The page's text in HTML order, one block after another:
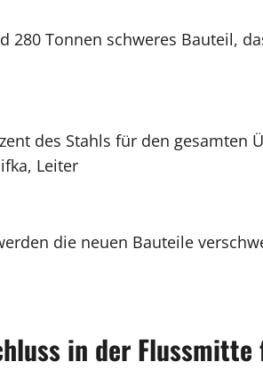
280 Tonnen schweres Bauteil,
des Stahls für den gesamten
Leiter
die neuen Bauteile
in der